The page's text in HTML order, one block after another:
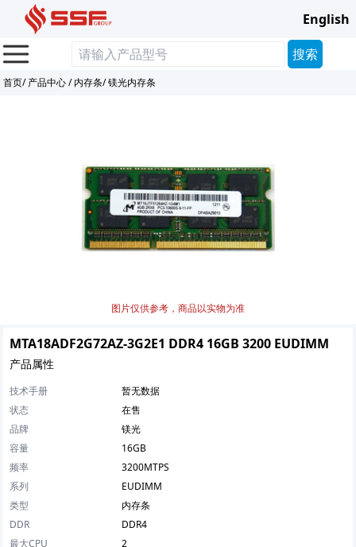
English
首页/产品中心/内存条/镁光内存条
图片仅供参考，商品以实物为准
MTA18ADF2G72AZ-3G2E1 DDR4 16GB 3200 EUDIMM
产品属性
技术手册
暂无数据
状态
在售
品牌
镁光
容量
16GB
频率
3200MTPS
系列
EUDIMM
类型
内存条
DDR
DDR4
最大CPU
2